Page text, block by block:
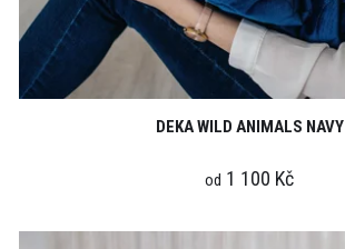
DEKA WILD ANIMALS NAVY
od 1 100 Kč